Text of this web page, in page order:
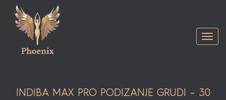
INDIBA MAX PRO PODIZANJE GRUDI – 30